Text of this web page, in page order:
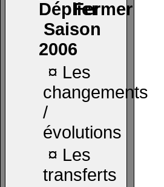
Saison
2006
¤ Les
changements
/
évolutions
¤ Les
transferts